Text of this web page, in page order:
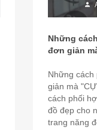
Những
đơn giản
Những cách
giản mà
cách phối
đồ đẹp cho
trang năng